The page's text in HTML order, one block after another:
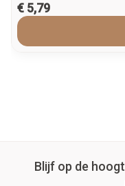
€ 5,79
Blijf op de